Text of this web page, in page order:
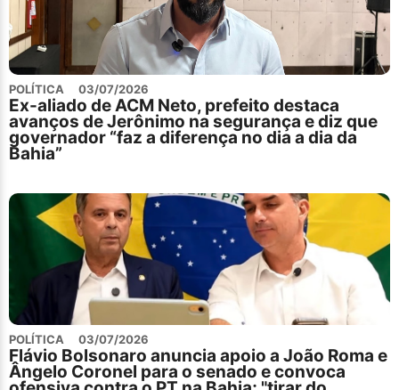
POLÍTICA 03/07/2026
Ex-aliado de ACM Neto, prefeito destaca
avanços de Jerônimo na segurança e diz que
governador “faz a diferença no dia a dia da
Bahia”
POLÍTICA 03/07/2026
Flávio Bolsonaro anuncia apoio a João Roma e
Ângelo Coronel para o senado e convoca